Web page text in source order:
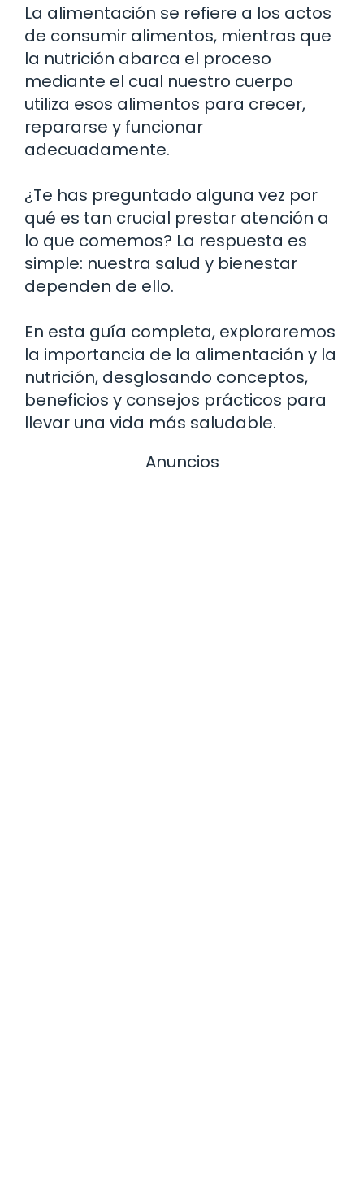
La alimentación se refiere a los actos
de consumir alimentos, mientras que
la nutrición abarca el proceso
mediante el cual nuestro cuerpo
utiliza esos alimentos para crecer,
repararse y funcionar
adecuadamente.
¿Te has preguntado alguna vez por
qué es tan crucial prestar atención a
lo que comemos? La respuesta es
simple: nuestra salud y bienestar
dependen de ello.
En esta guía completa, exploraremos
la importancia de la alimentación y la
nutrición, desglosando conceptos,
beneficios y consejos prácticos para
llevar una vida más saludable.
Anuncios